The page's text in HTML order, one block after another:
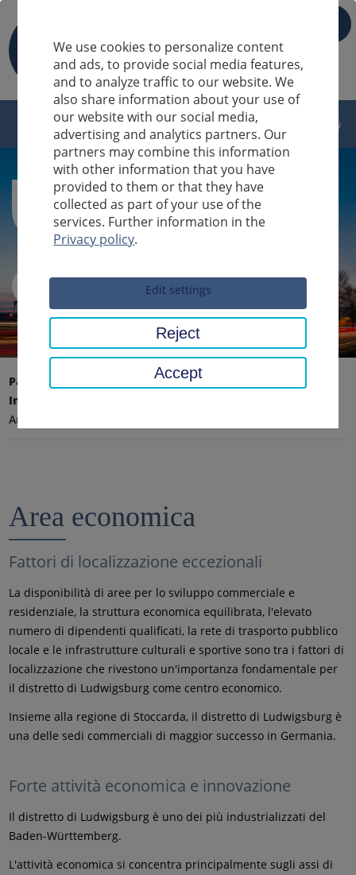
Sucheingabe
Pagina iniziale
Ufficio distrettuale, distretto
Informazioni sul distretto
Area economica
Area economica
Fattori di localizzazione eccezionali
La disponibilità di aree per lo sviluppo commerciale e
residenziale, la struttura economica equilibrata, l'elevato
numero di dipendenti qualificati, la rete di trasporto pubblico
locale e le infrastrutture culturali e sportive sono tra i fattori di
localizzazione che rivestono un'importanza fondamentale per
il distretto di Ludwigsburg come centro economico.
Insieme alla regione di Stoccarda, il distretto di Ludwigsburg è
una delle sedi commerciali di maggior successo in Germania.
Forte attività economica e innovazione
Il distretto di Ludwigsburg è uno dei più industrializzati del
Baden-Württemberg.
L'attività economica si concentra principalmente sugli assi di
We use cookies to personalize content
and ads, to provide social media features,
and to analyze traffic to our website. We
also share information about your use of
our website with our social media,
advertising and analytics partners. Our
partners may combine this information
with other information that you have
provided to them or that they have
collected as part of your use of the
services. Further information in the
Privacy policy.
Edit settings
Reject
Accept